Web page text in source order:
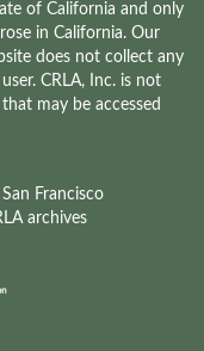
of California and only
in California. Our
does not collect any
CRLA, Inc. is not
may be accessed
San Francisco
archives